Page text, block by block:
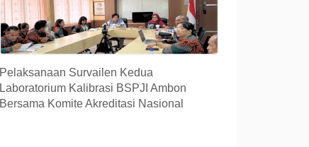
Pelaksanaan Survailen Kedua
Laboratorium Kalibrasi BSPJI Ambon
Bersama Komite Akreditasi Nasional